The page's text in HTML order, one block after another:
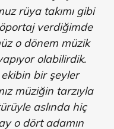
rüya takımı gibi
verdiğimde
o dönem müzik
olabilirdik.
bir şeyler
müziğin tarzıyla
aslında hiç
o dört adamın